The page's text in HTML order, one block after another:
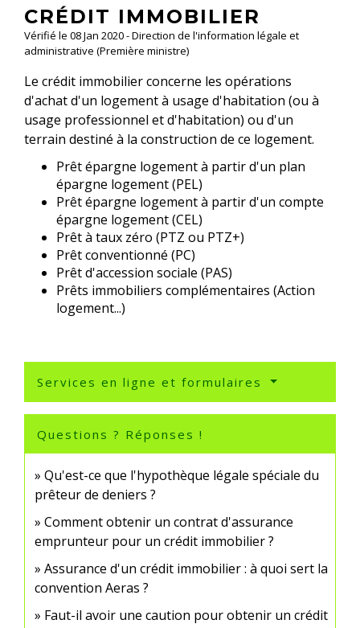
CRÉDIT IMMOBILIER
Vérifié le 08 Jan 2020 - Direction de l'information légale et
administrative (Première ministre)
Le crédit immobilier concerne les opérations
d'achat d'un logement à usage d'habitation (ou à
usage professionnel et d'habitation) ou d'un
terrain destiné à la construction de ce logement.
Prêt épargne logement à partir d'un plan
épargne logement (PEL)
Prêt épargne logement à partir d'un compte
épargne logement (CEL)
Prêt à taux zéro (PTZ ou PTZ+)
Prêt conventionné (PC)
Prêt d'accession sociale (PAS)
Prêts immobiliers complémentaires (Action
logement...)
Services en ligne et formulaires
Questions ? Réponses !
Qu'est-ce que l'hypothèque légale spéciale du
prêteur de deniers ?
Comment obtenir un contrat d'assurance
emprunteur pour un crédit immobilier ?
Assurance d'un crédit immobilier : à quoi sert la
convention Aeras ?
Faut-il avoir une caution pour obtenir un crédit